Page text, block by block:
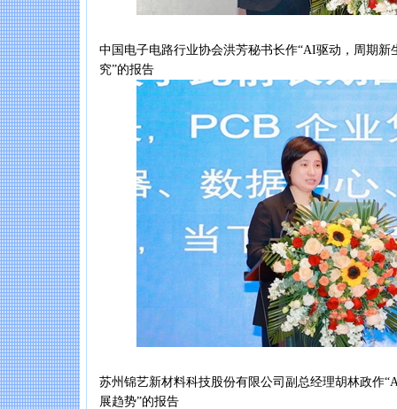
中国电子电路行业协会洪芳秘书长作“AI驱动，周期
究”的报告
苏州锦艺新材料科技股份有限公司副总经理胡林政作
展趋势”的报告